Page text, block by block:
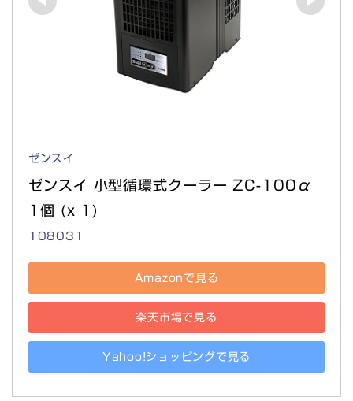
ゼンスイ
ゼンスイ 小型循環式クーラー ZC-100α
1個 (x 1)
108031
Amazonで見る
楽天市場で見る
Yahoo!ショッピングで見る